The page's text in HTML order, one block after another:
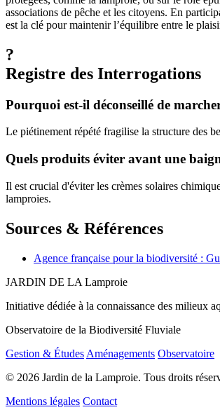
associations de pêche et les citoyens. En
est la clé pour maintenir l’équilibre entre le
?
Registre des Interrogations
Pourquoi est-il déconseillé de
Le piétinement répété fragilise la structure des
Quels produits éviter avant une
Il est crucial d'éviter les crèmes solaires
lamproies.
Sources & Références
Agence française pour la biodiversité :
JARDIN DE LA Lamproie
Initiative dédiée à la connaissance des milieux
Observatoire de la Biodiversité Fluviale
Gestion & Études Aménagements Observatoire
© 2026 Jardin de la Lamproie. Tous droits
Mentions légales Contact